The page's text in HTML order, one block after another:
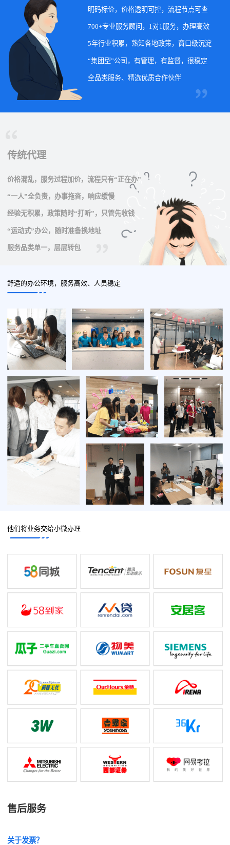
明码标价，价格透明可控，流程节点可查
700+专业服务顾问，1对1服务，办理高效
5年行业积累，熟知各地政策，窗口级沉淀
“集团型”公司，有管理，有监督，很稳定
全品类服务、精选优质合作伙伴
传统代理
价格混乱，服务过程加价，流程只有“正在办”
“一人”全负责，办事拖沓，响应缓慢
经验无积累，政策随时“打听”，只管先收钱
“运动式”办公，随时准备换地址
服务品类单一，层层转包
舒适的办公环境，服务高效、人员稳定
他们将业务交给小微办理
售后服务
关于发票？